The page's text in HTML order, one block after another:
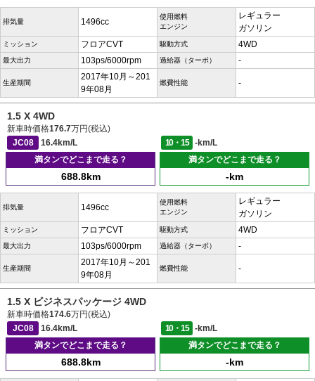
排気量 1496cc
使用燃料
エンジン
レギュラー
ガソリン
ミッション フロアCVT 駆動方式 4WD
最大出力 103ps/6000rpm 過給器（ターボ） -
生産期間
2017年10月～201
9年08月
燃費性能 -
1.5 X 4WD
新車時価格176.7万円(税込)
JC08
16.4km/L 10・15
-km/L
満タンでどこまで走る？
688.8km
満タンでどこまで走る？
-km
排気量 1496cc
使用燃料
エンジン
レギュラー
ガソリン
ミッション フロアCVT 駆動方式 4WD
最大出力 103ps/6000rpm 過給器（ターボ） -
生産期間
2017年10月～201
9年08月
燃費性能 -
1.5 X ビジネスパッケージ 4WD
新車時価格174.6万円(税込)
JC08
16.4km/L 10・15
-km/L
満タンでどこまで走る？
688.8km
満タンでどこまで走る？
-km